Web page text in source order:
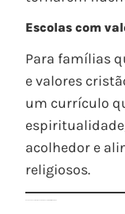
Escolas com
Para famílias
e valores
um currículo
acolhedor e
religiosos.